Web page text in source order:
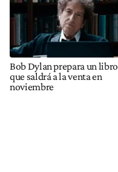
Bob Dylan prepara un libro
que saldrá a la venta en
noviembre